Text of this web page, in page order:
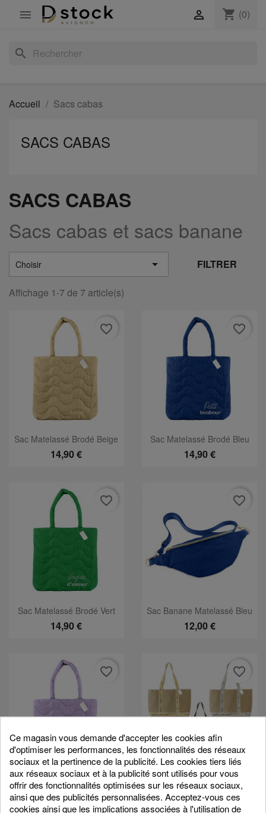
 shopping_cart (0)

search
Accueil Sacs cabas
SACS CABAS
SACS CABAS
Sacs cabas et sacs banane
Choisir  FILTRER
Affichage 1-7 de 7 article(s)
Sac Matelassé Brodé Beige
14,90 €
favorite_border
Sac Matelassé Brodé Bleu
14,90 €
favorite_border
Sac Matelassé Brodé Vert
14,90 €
favorite_border
Sac Banane Matelassé Bleu
12,00 €
favorite_border
Sac Matelassé Brodé Lila
14,90 €
favorite_border
SAC CABAS SEQUIN
14,90 €
favorite_border
Ce magasin vous demande d'accepter les cookies afin
d'optimiser les performances, les fonctionnalités des réseaux
sociaux et la pertinence de la publicité. Les cookies tiers liés
aux réseaux sociaux et à la publicité sont utilisés pour vous
offrir des fonctionnalités optimisées sur les réseaux sociaux,
ainsi que des publicités personnalisées. Acceptez-vous ces
cookies ainsi que les implications associées à l'utilisation de